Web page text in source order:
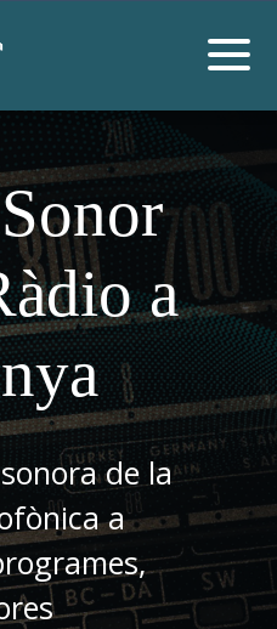
a
de la
a